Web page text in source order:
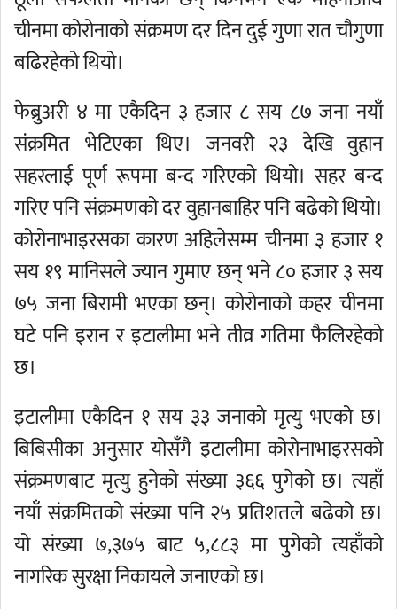
चीनमा कोरोनाको संक्रमण दर दिन दुई गुणा रात चौगुणा
बढिरहेको थियो।
फेब्रुअरी ४ मा एकैदिन ३ हजार ८ सय ८७ जना नयाँ
संक्रमित भेटिएका थिए। जनवरी २३ देखि वुहान
सहरलाई पूर्ण रूपमा बन्द गरिएको थियो। सहर बन्द
गरिए पनि संक्रमणको दर वुहानबाहिर पनि बढेको थियो।
कोरोनाभाइरसका कारण अहिलेसम्म चीनमा ३ हजार १
सय १९ मानिसले ज्यान गुमाए छन् भने ८० हजार ३ सय
७५ जना बिरामी भएका छन्। कोरोनाको कहर चीनमा
घटे पनि इरान र इटालीमा भने तीव्र गतिमा फैलिरहेको
छ।
इटालीमा एकैदिन १ सय ३३ जनाको मृत्यु भएको छ।
बिबिसीका अनुसार योसँगै इटालीमा कोरोनाभाइरसको
संक्रमणबाट मृत्यु हुनेको संख्या ३६६ पुगेको छ। त्यहाँ
नयाँ संक्रमितको संख्या पनि २५ प्रतिशतले बढेको छ।
यो संख्या ७,३७५ बाट ५,८८३ मा पुगेको त्यहाँको
नागरिक सुरक्षा निकायले जनाएको छ।